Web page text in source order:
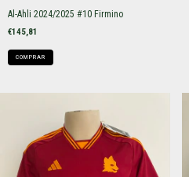
Al-Ahli 2024/2025 #10 Firmino
€145,81
COMPRAR